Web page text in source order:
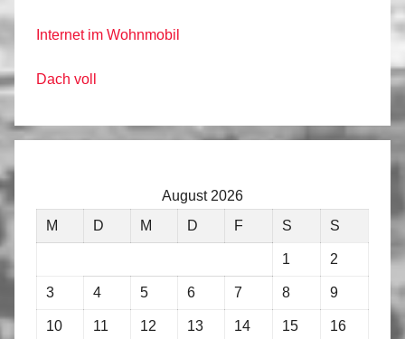
Internet im Wohnmobil
Dach voll
August 2026
M
D M D F S S
1 2
3 4 5 6 7 8 9
10 11 12 13 14 15 16